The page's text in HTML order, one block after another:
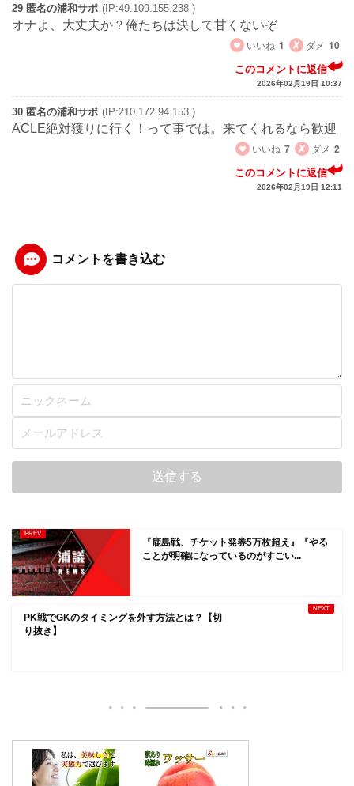
29 匿名の浦和サポ (IP:49.109.155.238 )
オナよ、大丈夫か？俺たちは決して甘くないぞ
いいね 1 ダメ 10
このコメントに返信
2026年02月19日 10:37
30 匿名の浦和サポ (IP:210.172.94.153 )
ACLE絶対獲りに行く！って事では。来てくれるなら歓迎
いいね 7 ダメ 2
このコメントに返信
2026年02月19日 12:11
コメントを書き込む
『鹿島戦、チケット発券5万枚超え』『やる
ことが明確になっているのがすごい...
PK戦でGKのタイミングを外す方法とは？【切
り抜き】